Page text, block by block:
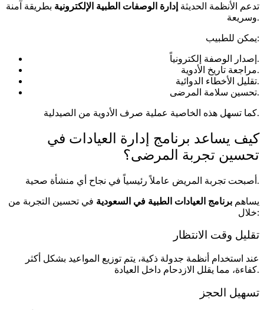
تدعم الأنظمة الحديثة إدارة الوصفات الطبية الإلكترونية بطريقة آمنة
وسريعة.
يمكن للطبيب:
إصدار الوصفة إلكترونياً.
مراجعة تاريخ الأدوية.
تقليل الأخطاء الدوائية.
تحسين سلامة المرضى.
كما تسهل هذه الخاصية عملية صرف الأدوية من الصيدلية.
كيف يساعد برنامج إدارة العيادات في
تحسين تجربة المرضى؟
أصبحت تجربة المريض عاملاً رئيسياً في نجاح أي منشأة صحية.
يساهم برنامج العيادات الطبية في السعودية في تحسين التجربة من
خلال:
تقليل وقت الانتظار
عند استخدام أنظمة جدولة ذكية، يتم توزيع المواعيد بشكل أكثر
كفاءة، مما يقلل الازدحام داخل العيادة.
تسهيل الحجز